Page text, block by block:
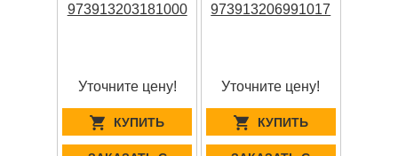
973913203181000
Уточните цену!
КУПИТЬ
973913206991017
Уточните цену!
КУПИТЬ